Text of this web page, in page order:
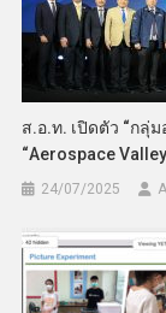
ส.อ.ท. เปิดตัว “กลุ่
“Aerospace
24/07/2025